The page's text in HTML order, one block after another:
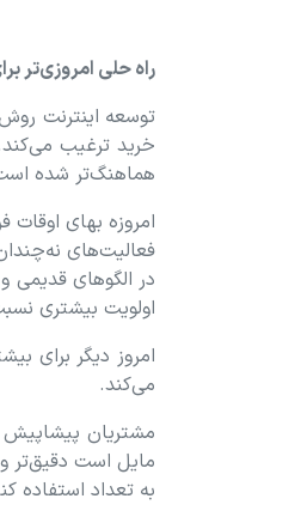
راه حلی امروزی‌تر
توسعه اینترنت
خرید ترغیب
هماهنگ‏‏‌تر شده
امروزه بهای
فعالیت‏‌های
در الگوهای قدیمی
اولویت بیشتری
امروز دیگر برای
می‏‌کند.
مشتریان پیشاپیش
مایل است دقیق‏‌تر
به تعداد استفاده‏